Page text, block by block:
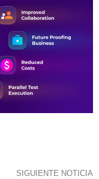
SIGUIENTE NOTICIA